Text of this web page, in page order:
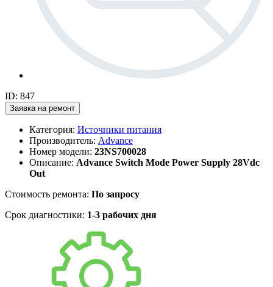
ID: 847
Заявка на ремонт
Категория: Источники питания
Производитель: Advance
Номер модели: 23NS700028
Описание: Advance Switch Mode Power Supply 28Vdc
Out
Стоимость ремонта: По запросу
Срок диагностики: 1-3 рабочих дня